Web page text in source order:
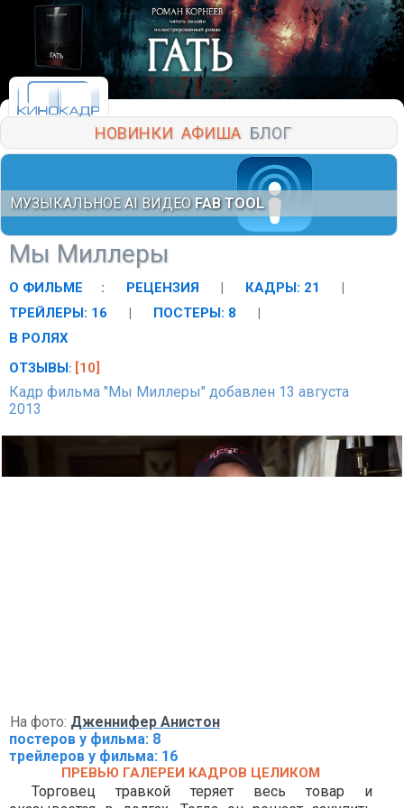
НОВИНКИ АФИША БЛОГ
МУЗЫКАЛЬНОЕ AI ВИДЕО FAB TOOL
Мы Миллеры
О ФИЛЬМЕ : РЕЦЕНЗИЯ | КАДРЫ: 21
|
ТРЕЙЛЕРЫ: 16
| ПОСТЕРЫ: 8
|
В РОЛЯХ
ОТЗЫВЫ: [10]
Кадр фильма "Мы Миллеры" добавлен 13 августа
2013
На фото: Дженнифер Анистон
постеров у фильма: 8
трейлеров у фильма: 16
ПРЕВЬЮ ГАЛЕРЕИ КАДРОВ ЦЕЛИКОМ
Торговец травкой теряет весь товар и